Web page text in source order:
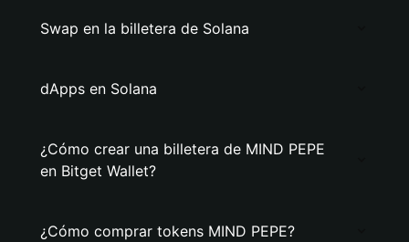
Swap en la billetera de Solana
dApps en Solana
¿Cómo crear una billetera de MIND PEPE
en Bitget Wallet?
¿Cómo comprar tokens MIND PEPE?